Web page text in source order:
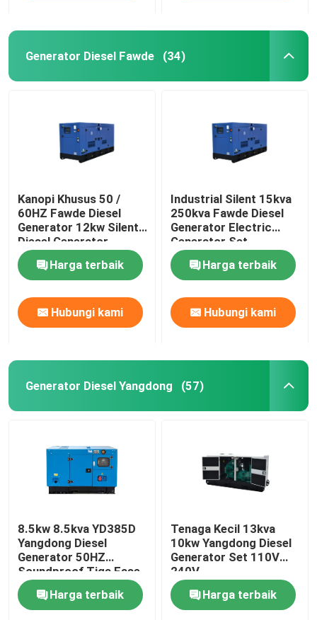
Generator Diesel Fawde (34)
Kanopi Khusus 50 /
60HZ Fawde Diesel
Generator 12kw Silent
Diesel Generator
Harga terbaik
Hubungi kami
Industrial Silent 15kva
250kva Fawde Diesel
Generator Electric
Generator Set
Harga terbaik
Hubungi kami
Generator Diesel Yangdong (57)
8.5kw 8.5kva YD385D
Yangdong Diesel
Generator 50HZ
Soundproof Tiga Fase
Harga terbaik
Tenaga Kecil 13kva
10kw Yangdong Diesel
Generator Set 110V
240V
Harga terbaik